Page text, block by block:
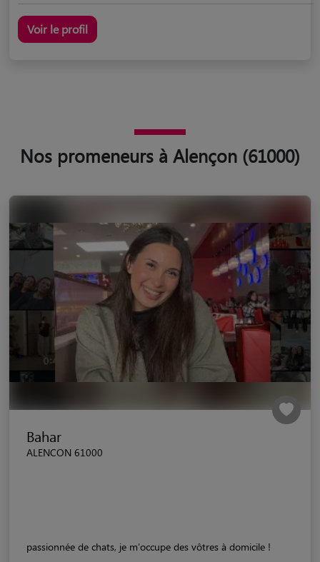
Voir le profil
Nos promeneurs à Alençon (61000)
Bahar
ALENCON 61000
passionnée de chats, je m'occupe des vôtres à domicile !